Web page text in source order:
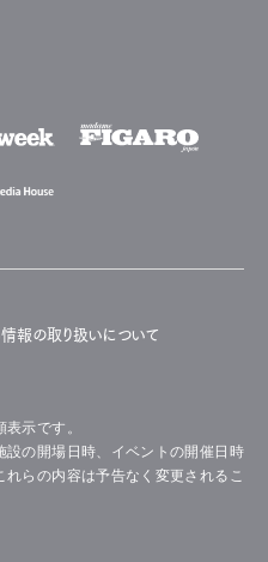
報の取り扱いについて
示です。
の開場日時、イベントの開催日時
らの内容は予告なく変更されるこ